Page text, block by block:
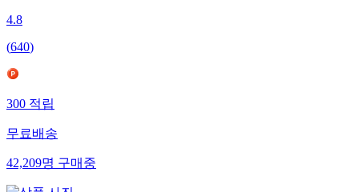
4.8
(640)
300 적립
무료배송
42,209명 구매중